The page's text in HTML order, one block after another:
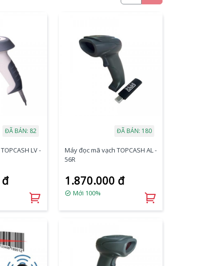
ĐÃ BÁN: 82
LV -
ĐÃ BÁN: 180
Máy đọc mã vạch TOPCASH AL -
56R
1.870.000 đ
Mới 100%